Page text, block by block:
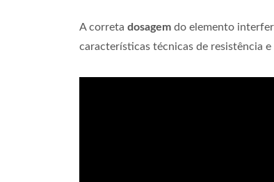
A correta dosagem do elemento
características técnicas de resistência